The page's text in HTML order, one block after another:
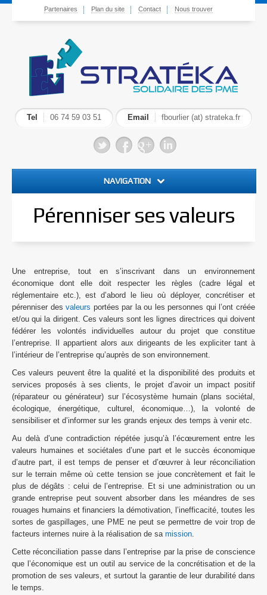
Partenaires Plan du site Contact Nous trouver
Tel 06 74 59 03 51 Email fbourlier (at) strateka.fr
NAVIGATION
Accueil
L’entreprise : idée vs. réalité
La solitude des dirigeants
La poursuite de la rentabilité
Pérenniser ses valeurs
Choisir ou subir : la stratégie dans une PME
Soutien opérationnel
Conseil en stratégie & développement
Formation des dirigeants de PME
Cas clients
Florent Bourlier
Mes valeurs : le conseil responsable
Straté-news
Pérenniser ses valeurs
Une entreprise, tout en s’inscrivant dans un environnement
économique dont elle doit respecter les règles (cadre légal et
réglementaire etc.), est d’abord le lieu où déployer, concrétiser et
pérenniser desvaleurs portées par la ou les personnes qui l’ont créée
et/ou qui la dirigent. Ces valeurs sont les lignes directrices qui doivent
fédérer les volontés individuelles autour du projet que constitue
l’entreprise. Il appartient alors aux dirigeants de les expliciter tant à
l’intérieur de l’entreprise qu’auprès de son environnement.
Ces valeurs peuvent être la qualité et la disponibilité des produits et
services proposés à ses clients, le projet d’avoir un impact positif
(réparateur ou générateur) sur l’écosystème humain (plans sociétal,
écologique, énergétique, culturel, économique…), la volonté de
sensibiliser et d’informer sur les grands enjeux des temps à venir etc.
Au delà d’une contradiction répétée jusqu’à l’écœurement entre les
valeurs humaines et sociétales d’une part et le succès économique
d’autre part, il est temps de penser et d’œuvrer à leur réconciliation
sur le terrain même où cette tension se joue concrètement et fait le
plus de dégâts : celui de l’entreprise. Et si une administration ou un
grande entreprise peut souvent absorber dans les méandres de ses
rouages humains et financiers la démotivation, l’inefficacité, toutes les
sortes de gaspillages, une PME ne peut se permettre de voir trop de
facteurs internes nuire à la réalisation de sa mission.
Cette réconciliation passe dans l’entreprise par la prise de conscience
que l’économique est un outil au service de la concrétisation et de la
promotion de ses valeurs, et surtout la garantie de leur durabilité dans
le temps.